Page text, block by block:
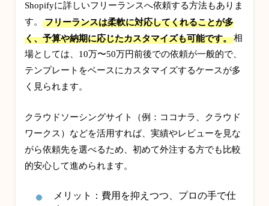
Shopifyに詳しいフリーランスへ依頼する方法もありま
す。
フリーランスは柔軟に対応してくれることが多
く、予算や納期に応じたカスタマイズも可能です。相
場としては、10万〜50万円前後での依頼が一般的で、
テンプレートをベースにカスタマイズするケースが多
く見られます。
クラウドソーシングサイト（例：ココナラ、クラウド
ワークス）などを活用すれば、実績やレビューを見な
がら依頼先を選べるため、初めて外注する方でも比較
的安心して進められます。
メリット：費用を抑えつつ、プロの手で仕